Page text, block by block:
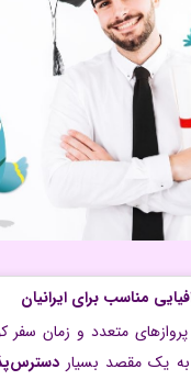
مناسب برای ایرانیان
متعدد و زمان سفر
به یک مقصد بسیار